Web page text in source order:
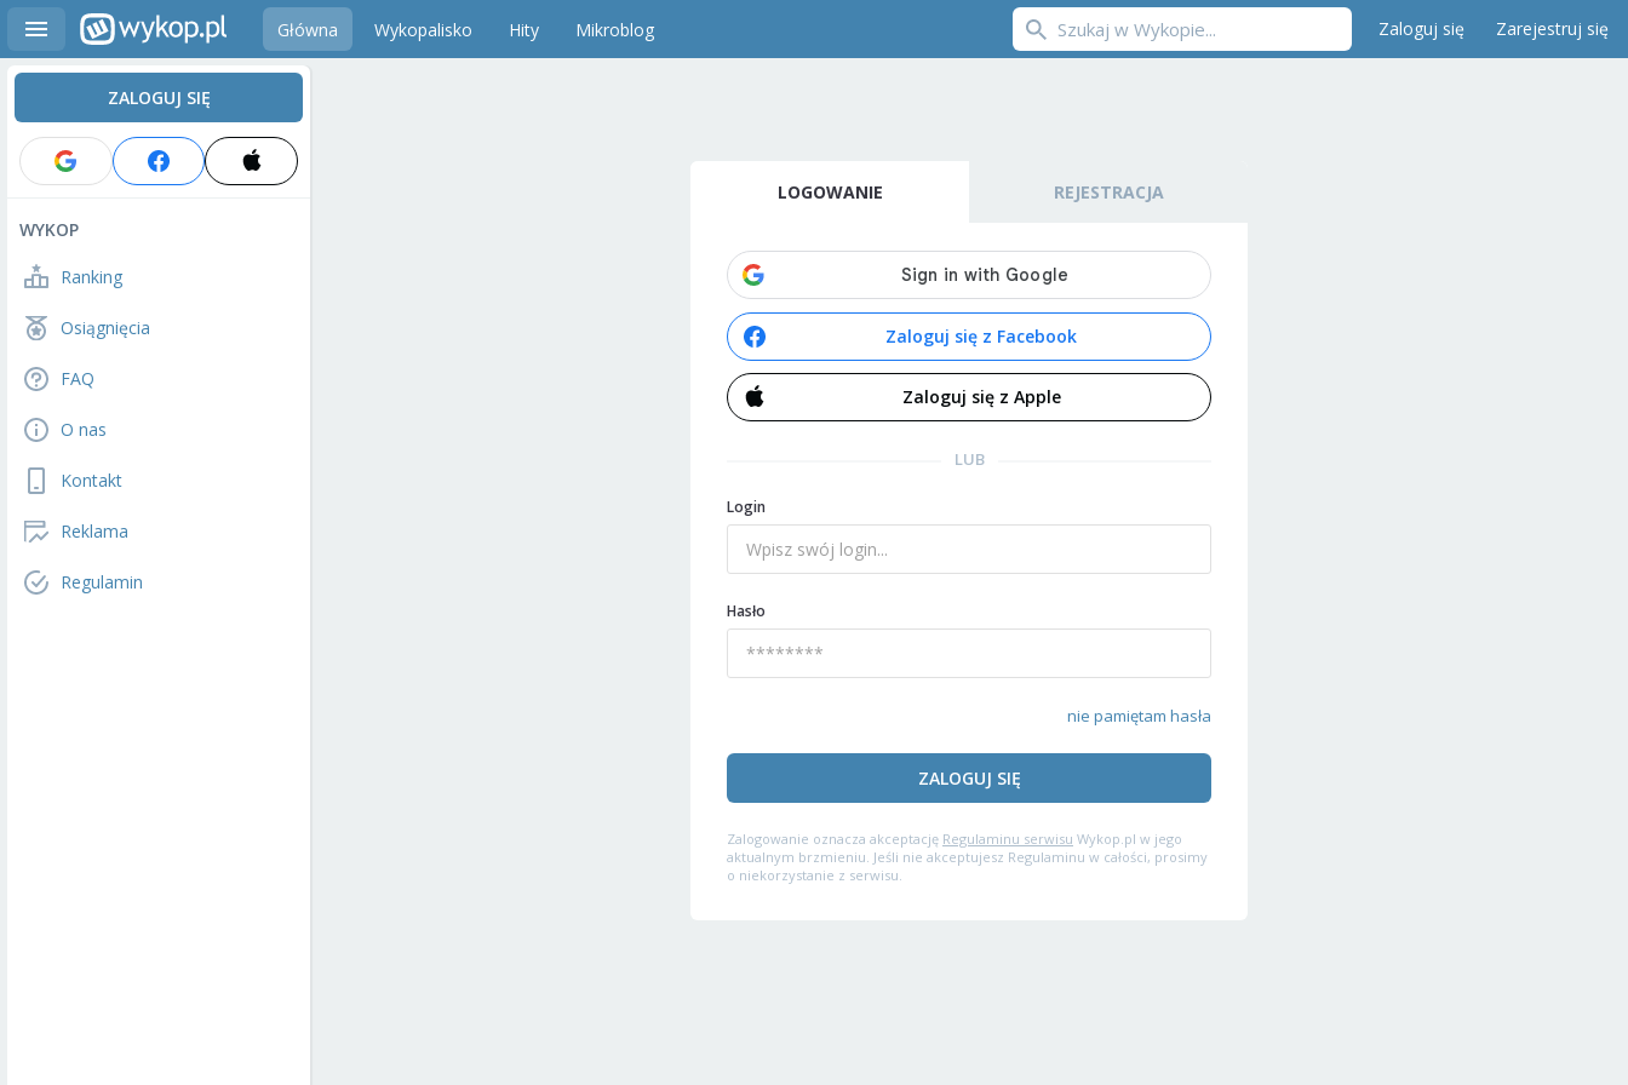
Główna Wykopalisko Hity Mikroblog Zaloguj się Zarejestruj się
ZALOGUJ SIĘ
WYKOP
Ranking
Osiągnięcia
FAQ
O nas
Kontakt
Reklama
Regulamin
LOGOWANIE REJESTRACJA
Zaloguj się z Facebook
Zaloguj się z Apple
LUB
Login
Hasło
nie pamiętam hasła
ZALOGUJ SIĘ
Zalogowanie oznacza akceptację Regulaminu serwisu Wykop.pl w jego
aktualnym brzmieniu. Jeśli nie akceptujesz Regulaminu w całości, prosimy
o niekorzystanie z serwisu.